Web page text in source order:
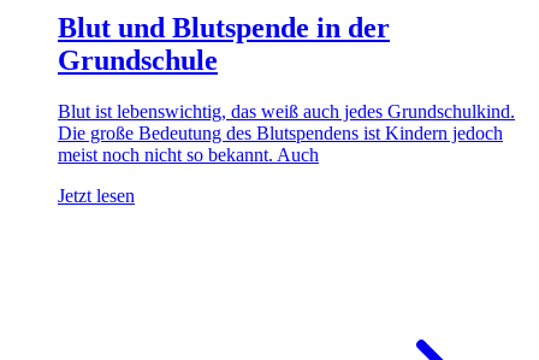
Blut und Blutspende in der
Grundschule
Blut ist lebenswichtig, das weiß auch jedes Grundschulkind.
Die große Bedeutung des Blutspendens ist Kindern jedoch
meist noch nicht so bekannt. Auch
Jetzt lesen